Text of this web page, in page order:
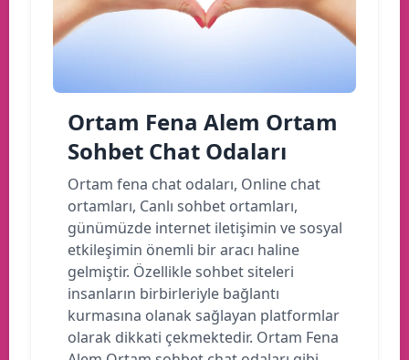
Ortam Fena Alem Ortam
Sohbet Chat Odaları
Ortam fena chat odaları, Online chat
ortamları, Canlı sohbet ortamları,
günümüzde internet iletişimin ve sosyal
etkileşimin önemli bir aracı haline
gelmiştir. Özellikle sohbet siteleri
insanların birbirleriyle bağlantı
kurmasına olanak sağlayan platformlar
olarak dikkati çekmektedir. Ortam Fena